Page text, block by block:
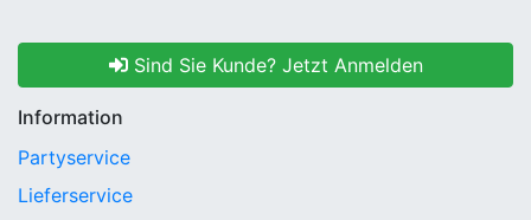
Sind Sie Kunde? Jetzt Anmelden
Information
Partyservice
Lieferservice